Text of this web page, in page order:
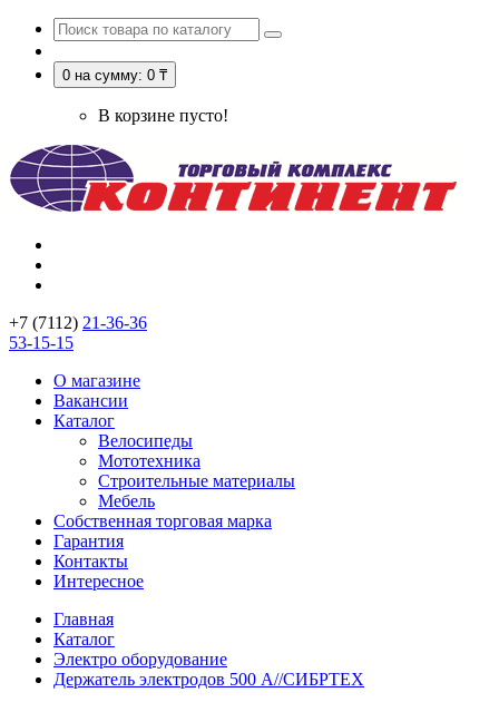
0 на сумму: 0 ₸
В корзине пусто!
+7 (7112) 21-36-36
53-15-15
О магазине
Вакансии
Каталог
Велосипеды
Мототехника
Строительные материалы
Мебель
Собственная торговая марка
Гарантия
Контакты
Интересное
Главная
Каталог
Электро оборудование
Держатель электродов 500 А//СИБРТЕХ